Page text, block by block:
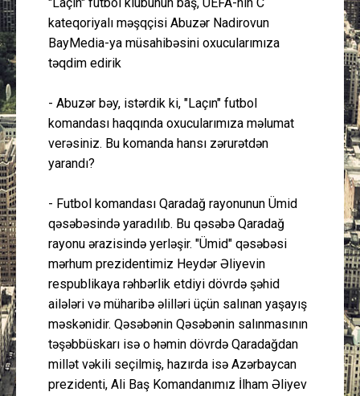
Cəmiyyət
Peşə etikası
kateqoriyalı məşqçisi Abuzər Nadirovun
BayMedia-ya müsahibəsini oxucularımıza
təqdim edirik
- Abuzər bəy, istərdik ki, "Laçın" futbol
komandası haqqında oxucularımıza məlumat
verəsiniz. Bu komanda hansı zərurətdən
yarandı?
- Futbol komandası Qaradağ rayonunun Ümid
qəsəbəsində yaradılıb. Bu qəsəbə Qaradağ
rayonu ərazisində yerləşir. "Ümid" qəsəbəsi
mərhum prezidentimiz Heydər Əliyevin
respublikaya rəhbərlik etdiyi dövrdə şəhid
ailələri və müharibə əlilləri üçün salınan yaşayış
məskənidir. Qəsəbənin Qəsəbənin salınmasının
təşəbbüskarı isə o həmin dövrdə Qaradağdan
millət vəkili seçilmiş, hazırda isə Azərbaycan
prezidenti, Ali Baş Komandanımız İlham Əliyev